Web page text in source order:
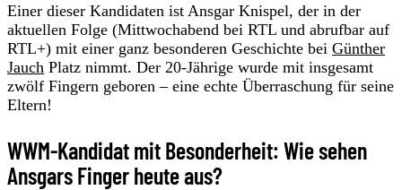
Einer dieser Kandidaten ist Ansgar Knispel, der in der
aktuellen Folge (Mittwochabend bei RTL und abrufbar auf
RTL+) mit einer ganz besonderen Geschichte bei Günther
Jauch Platz nimmt. Der 20-Jährige wurde mit insgesamt
zwölf Fingern geboren – eine echte Überraschung für seine
Eltern!
WWM-Kandidat mit Besonderheit: Wie sehen
Ansgars Finger heute aus?